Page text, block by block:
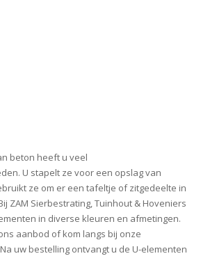
beton heeft u veel
U stapelt ze voor een opslag van
ze om er een tafeltje of zitgedeelte in
ZAM Sierbestrating, Tuinhout & Hoveniers
in diverse kleuren en afmetingen.
aanbod of kom langs bij onze
uw bestelling ontvangt u de U-elementen